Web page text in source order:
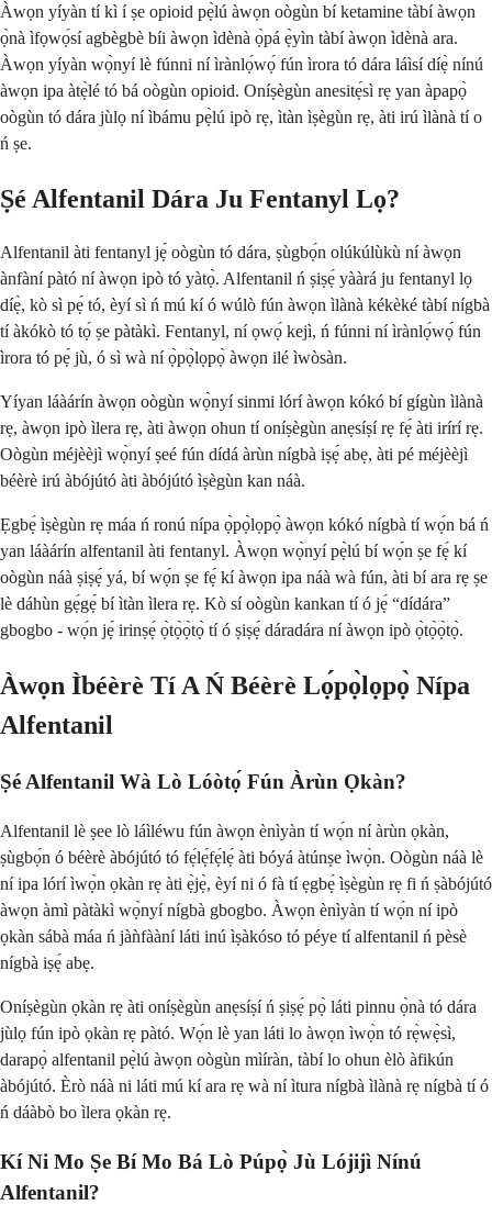
Àwọn yíyàn tí kì í ṣe opioid pẹ̀lú àwọn oògùn bí ketamine tàbí àwọn
ọ̀nà ìfọwọ́sí agbègbè bíi àwọn ìdènà ọ̀pá ẹ̀yìn tàbí àwọn ìdènà ara.
Àwọn yíyàn wọ̀nyí lè fúnni ní ìrànlọ́wọ́ fún ìrora tó dára láìsí díẹ̀ nínú
àwọn ipa àtẹ̀lé tó bá oògùn opioid. Oníṣègùn anesitẹ́sì rẹ yan àpapọ̀
oògùn tó dára jùlọ ní ìbámu pẹ̀lú ipò rẹ, ìtàn ìṣègùn rẹ, àti irú ìlànà tí o
ń ṣe.
Ṣé Alfentanil Dára Ju Fentanyl Lọ?
Alfentanil àti fentanyl jẹ́ oògùn tó dára, ṣùgbọ́n olúkúlùkù ní àwọn
ànfàní pàtó ní àwọn ipò tó yàtọ̀. Alfentanil ń ṣiṣẹ́ yààrá ju fentanyl lọ
díẹ̀, kò sì pẹ́ tó, èyí sì ń mú kí ó wúlò fún àwọn ìlànà kékèké tàbí nígbà
tí àkókò tó tọ́ ṣe pàtàkì. Fentanyl, ní ọwọ́ kejì, ń fúnni ní ìrànlọ́wọ́ fún
ìrora tó pẹ́ jù, ó sì wà ní ọ̀pọ̀lọpọ̀ àwọn ilé ìwòsàn.
Yíyan láàárín àwọn oògùn wọ̀nyí sinmi lórí àwọn kókó bí gígùn ìlànà
rẹ, àwọn ipò ìlera rẹ, àti àwọn ohun tí oníṣègùn anẹsíṣí rẹ fẹ́ àti irírí rẹ.
Oògùn méjèèjì wọ̀nyí ṣeé fún dídá àrùn nígbà iṣẹ́ abẹ, àti pé méjèèjì
béèrè irú àbójútó àti àbójútó ìṣègùn kan náà.
Ẹgbẹ́ ìṣègùn rẹ máa ń ronú nípa ọ̀pọ̀lọpọ̀ àwọn kókó nígbà tí wọ́n bá ń
yan láàárín alfentanil àti fentanyl. Àwọn wọ̀nyí pẹ̀lú bí wọ́n ṣe fẹ́ kí
oògùn náà ṣiṣẹ́ yá, bí wọ́n ṣe fẹ́ kí àwọn ipa náà wà fún, àti bí ara rẹ ṣe
lè dáhùn gẹ́gẹ́ bí ìtàn ìlera rẹ. Kò sí oògùn kankan tí ó jẹ́ “dídára”
gbogbo - wọ́n jẹ́ irinṣẹ́ ọ̀tọ̀ọ̀tọ̀ tí ó ṣiṣẹ́ dáradára ní àwọn ipò ọ̀tọ̀ọ̀tọ̀.
Àwọn Ìbéèrè Tí A Ń Béèrè Lọ́pọ̀lọpọ̀ Nípa
Alfentanil
Ṣé Alfentanil Wà Lò Lóòtọ́ Fún Àrùn Ọkàn?
Alfentanil lè ṣee lò láìléwu fún àwọn ènìyàn tí wọ́n ní àrùn ọkàn,
ṣùgbọ́n ó béèrè àbójútó tó fẹ́lẹ́fẹ́lẹ́ àti bóyá àtúnṣe ìwọ̀n. Oògùn náà lè
ní ipa lórí ìwọ̀n ọkàn rẹ àti ẹ̀jẹ̀, èyí ni ó fà tí ẹgbẹ́ ìṣègùn rẹ fi ń ṣàbójútó
àwọn àmì pàtàkì wọ̀nyí nígbà gbogbo. Àwọn ènìyàn tí wọ́n ní ipò
ọkàn sábà máa ń jàǹfààní láti inú ìṣàkóso tó péye tí alfentanil ń pèsè
nígbà iṣẹ́ abẹ.
Oníṣègùn ọkàn rẹ àti oníṣègùn anẹsíṣí ń ṣiṣẹ́ pọ̀ láti pinnu ọ̀nà tó dára
jùlọ fún ipò ọkàn rẹ pàtó. Wọ́n lè yan láti lo àwọn ìwọ̀n tó rẹ̀wẹ̀sì,
darapọ̀ alfentanil pẹ̀lú àwọn oògùn mìíràn, tàbí lo ohun èlò àfikún
àbójútó. Èrò náà ni láti mú kí ara rẹ wà ní ìtura nígbà ìlànà rẹ nígbà tí ó
ń dáàbò bo ìlera ọkàn rẹ.
Kí Ni Mo Ṣe Bí Mo Bá Lò Púpọ̀ Jù Lójijì Nínú
Alfentanil?